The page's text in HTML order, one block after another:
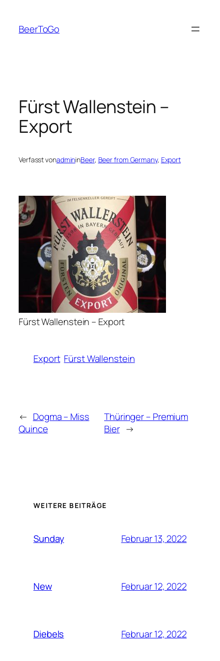
springen
BeerToGo
Fürst Wallenstein –
Export
Verfasst vonadmininBeer, Beer from Germany, Export
Fürst Wallenstein – Export
Export Fürst Wallenstein
← Dogma – Miss
Quince
Thüringer – Premium
Bier →
WEITERE BEITRÄGE
Sunday Februar 13, 2022
New Februar 12, 2022
Diebels Februar 12, 2022